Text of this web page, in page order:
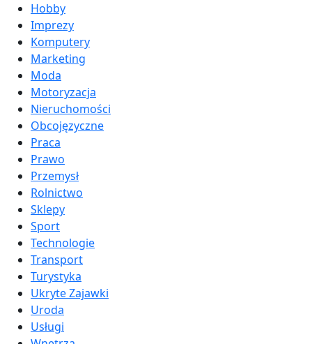
Hobby
Imprezy
Komputery
Marketing
Moda
Motoryzacja
Nieruchomości
Obcojęzyczne
Praca
Prawo
Przemysł
Rolnictwo
Sklepy
Sport
Technologie
Transport
Turystyka
Ukryte Zajawki
Uroda
Usługi